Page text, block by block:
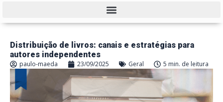
Distribuição de livros: canais e estratégias para
autores independentes
paulo-maeda 23/09/2025 Geral 5 min. de leitura